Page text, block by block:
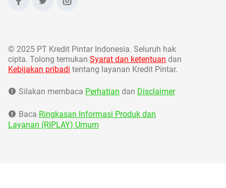
© 2025 PT Kredit Pintar Indonesia. Seluruh hak
cipta. Tolong temukan Syarat dan ketentuan dan
Kebijakan pribadi tentang layanan Kredit Pintar.
Silakan membaca Perhatian dan Disclaimer
Baca Ringkasan Informasi Produk dan
Layanan (RIPLAY) Umum